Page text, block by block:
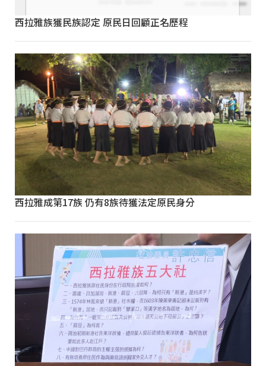
西拉雅族獲民族認定 原民日回顧正名歷程
西拉雅成第17族 仍有8族待獲法定原民身分